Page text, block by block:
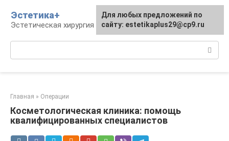
контенту
Эстетика+
Эстетическая хирургия и косметология
Главная » Операции
Косметологическая клиника: помощь
квалифицированных специалистов
Для любых предложений по
сайту: estetikaplus29@cp9.ru